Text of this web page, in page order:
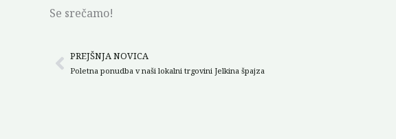
Se srečamo!
Prev
PREJŠNJA NOVICA
Poletna ponudba v naši lokalni trgovini Jelkina špajza